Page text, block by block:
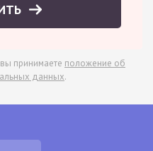
принимаете положение об
данных.